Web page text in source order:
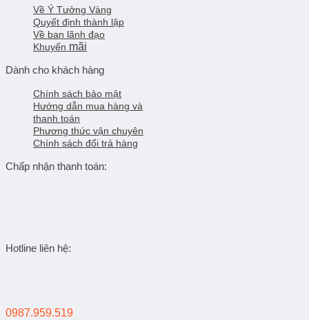
Về Ý Tưởng Vàng
Quyết định thành lập
Về ban lãnh đạo
Khuyến mãi
Dành cho khách hàng
Chính sách bảo mật
Hướng dẫn mua hàng và
thanh toán
Phương thức vận chuyên
Chính sách đổi trả hàng
Chấp nhận thanh toán:
Hotline liên hệ:
0987.959.519